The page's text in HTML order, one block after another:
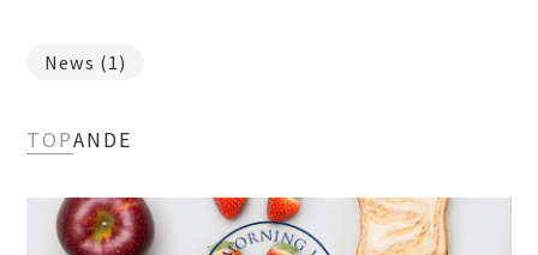
News (1)
TOPANDE